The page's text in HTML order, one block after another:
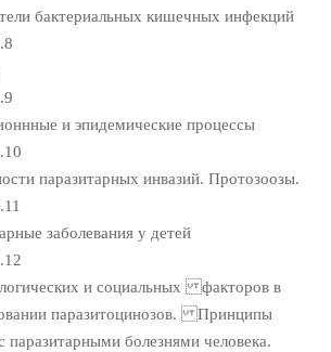
бактериальных кишечных инфекций
и эпидемические процессы
паразитарных инвазий. Протозоозы.
заболевания у детей
и социальных факторов в
паразитоцинозов. Принципы
паразитарными болезнями человека.